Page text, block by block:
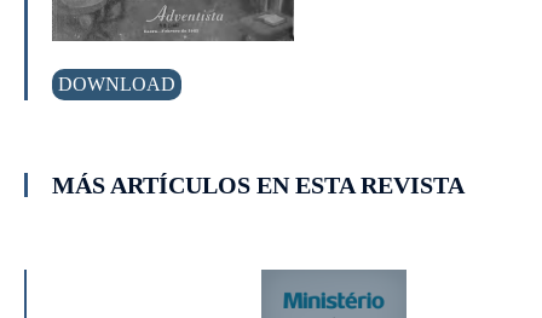
DOWNLOAD
MÁS ARTÍCULOS EN ESTA REVISTA